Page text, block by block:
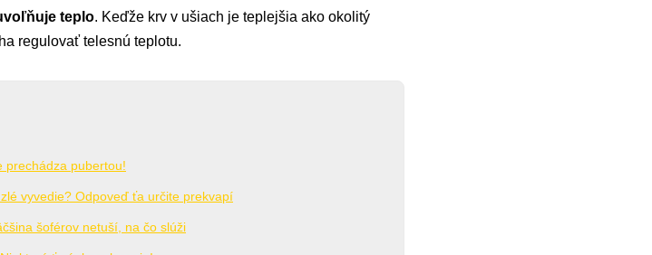
teplo. Keďže krv v ušiach je teplejšia ako okolitý
regulovať telesnú teplotu.
prechádza pubertou!
vyvedie? Odpoveď ťa určite prekvapí
šoférov netuší, na čo slúži